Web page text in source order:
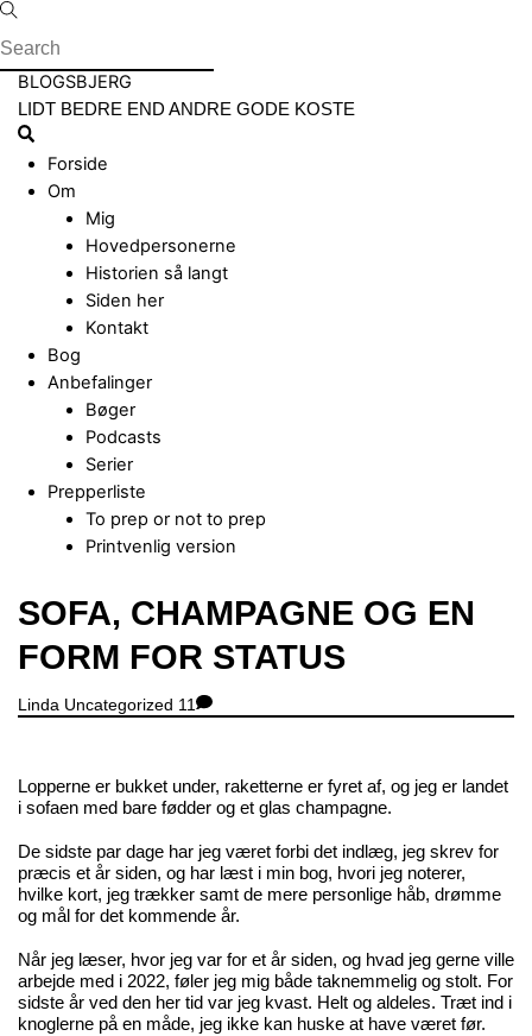
Skip
to
content
Menu
BLOGSBJERG
LIDT BEDRE END ANDRE GODE KOSTE
Search
Forside
Om
Mig
Hovedpersonerne
Historien så langt
Siden her
Kontakt
Bog
Anbefalinger
Bøger
Podcasts
Serier
Prepperliste
To prep or not to prep
Printvenlig version
Close
Menu
SOFA, CHAMPAGNE OG EN
FORM FOR STATUS
Linda Uncategorized 11
Lopperne er bukket under, raketterne er fyret af, og jeg er landet
i sofaen med bare fødder og et glas champagne.
De sidste par dage har jeg været forbi det indlæg, jeg skrev for
præcis et år siden, og har læst i min bog, hvori jeg noterer,
hvilke kort, jeg trækker samt de mere personlige håb, drømme
og mål for det kommende år.
Når jeg læser, hvor jeg var for et år siden, og hvad jeg gerne ville
arbejde med i 2022, føler jeg mig både taknemmelig og stolt. For
sidste år ved den her tid var jeg kvast. Helt og aldeles. Træt ind i
knoglerne på en måde, jeg ikke kan huske at have været før.